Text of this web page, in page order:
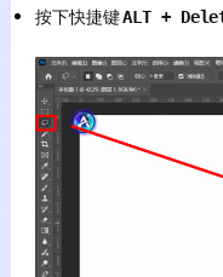
按下快捷键ALT +